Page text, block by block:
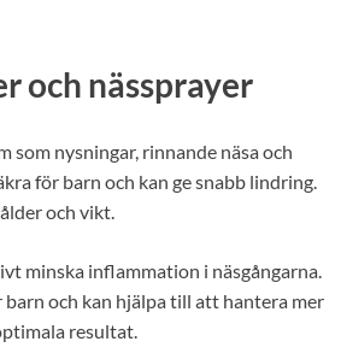
och nässprayer
nysningar, rinnande näsa och
för barn och kan ge snabb lindring.
och vikt.
minska inflammation i näsgångarna.
och kan hjälpa till att hantera mer
resultat.